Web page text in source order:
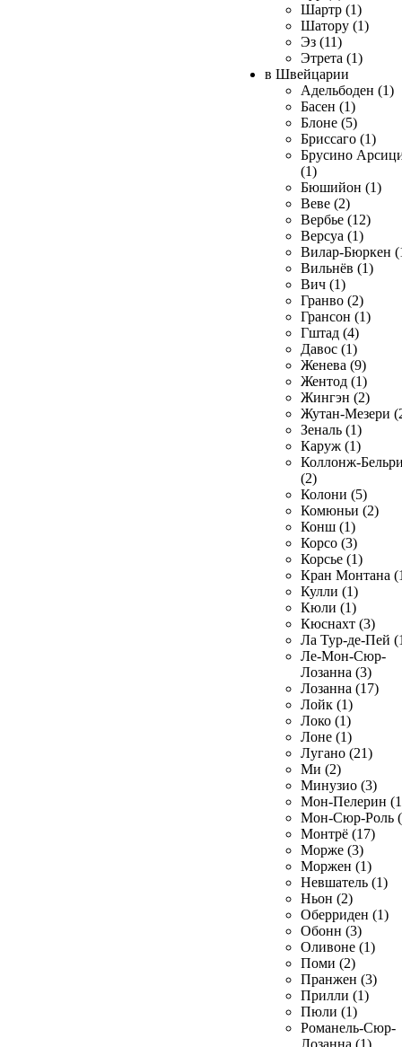
Шартр (1)
Шатору (1)
Эз (11)
Этрета (1)
в Швейцарии
Адельбоден (1)
Басен (1)
Блоне (5)
Бриссаго (1)
Брусино
(1)
Бюшийон (1)
Веве (2)
Вербье (12)
Версуа (1)
Вилар-Бюркен
Вильнёв (1)
Вич (1)
Гранво (2)
Грансон (1)
Гштад (4)
Давос (1)
Женева (9)
Жентод (1)
Жингэн (2)
Жутан-Мезери
Зеналь (1)
Каруж (1)
Коллонж-
(2)
Колони (5)
Комюньи (2)
Конш (1)
Корсо (3)
Корсье (1)
Кран Монтана
Кулли (1)
Кюли (1)
Кюснахт (3)
Ла Тур-де-Пей
Ле-Мон-Сюр-
Лозанна (3)
Лозанна (17)
Лойк (1)
Локо (1)
Лоне (1)
Лугано (21)
Ми (2)
Минузио (3)
Мон-Пелерин
Мон-Сюр-Роль
Монтрё (17)
Морже (3)
Моржен (1)
Невшатель (1)
Ньон (2)
Оберриден (1)
Обонн (3)
Оливоне (1)
Поми (2)
Пранжен (3)
Прилли (1)
Пюли (1)
Романель-Сюр-
Лозанна (1)